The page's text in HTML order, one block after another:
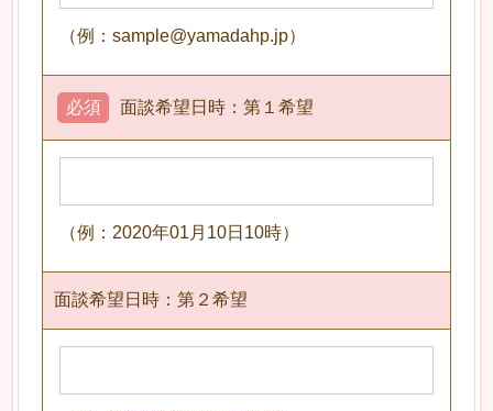
（例：sample@yamadahp.jp）
面談希望日時：第１希望
必須
（例：2020年01月10日10時）
面談希望日時：第２希望